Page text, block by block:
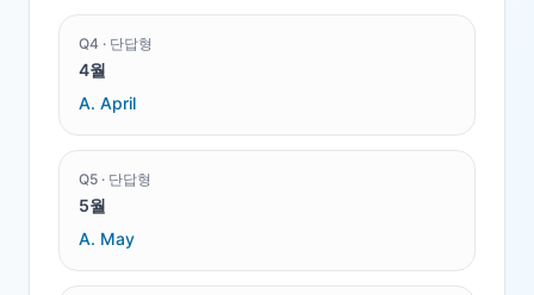
Q4 · 단답형
4월
A. April
Q5 · 단답형
5월
A. May